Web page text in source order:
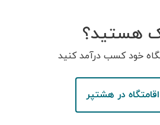
هستید؟
خود کسب درآمد کنید
در هشتپر